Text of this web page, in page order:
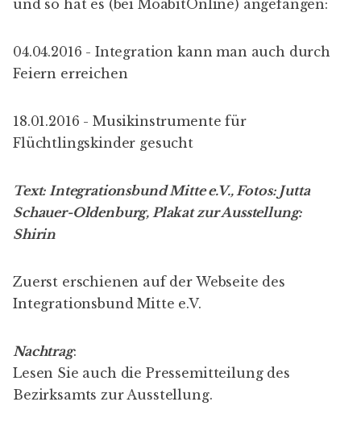
und so hat es (bei MoabitOnline) angefangen:
04.04.2016 - Integration kann man auch durch
Feiern erreichen
18.01.2016 - Musikinstrumente für
Flüchtlingskinder gesucht
Text: Integrationsbund Mitte e.V., Fotos: Jutta
Schauer-Oldenburg, Plakat zur Ausstellung:
Shirin
Zuerst erschienen auf der Webseite des
Integrationsbund Mitte e.V.
Nachtrag:
Lesen Sie auch die Pressemitteilung des
Bezirksamts zur Ausstellung.